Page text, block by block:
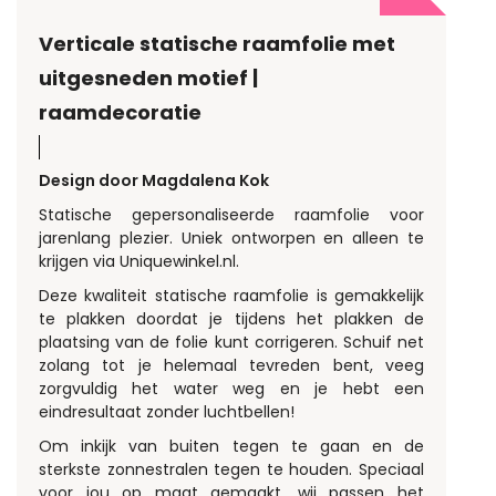
Verticale statische raamfolie met
uitgesneden motief |
raamdecoratie
Design door Magdalena Kok
Statische gepersonaliseerde raamfolie voor
jarenlang plezier. Uniek ontworpen en alleen te
krijgen via Uniquewinkel.nl.
Deze kwaliteit statische raamfolie is gemakkelijk
te plakken doordat je tijdens het plakken de
plaatsing van de folie kunt corrigeren. Schuif net
zolang tot je helemaal tevreden bent, veeg
zorgvuldig het water weg en je hebt een
eindresultaat zonder luchtbellen!
Om inkijk van buiten tegen te gaan en de
sterkste zonnestralen tegen te houden. Speciaal